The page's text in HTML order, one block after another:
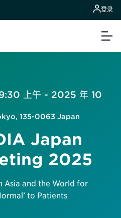
登录
上午 - 2025 年 10
135-0063 Japan
Japan
2025
Asia and the World for
to Patients